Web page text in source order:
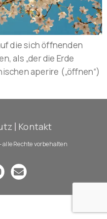
die sich öffnenden
als „der die Erde
aperire („öffnen“)
Kontakt
Rechte vorbehalten